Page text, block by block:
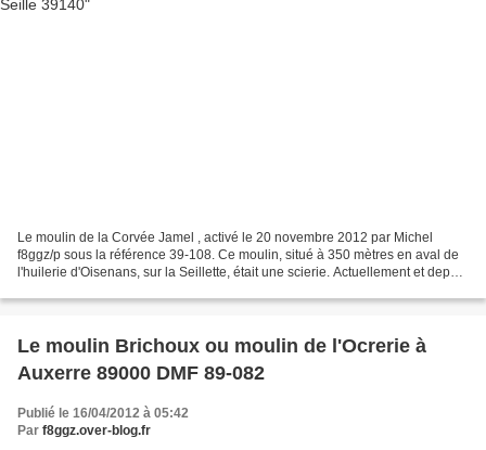
Le moulin de la Corvée Jamel , activé le 20 novembre 2012 par Michel
f8ggz/p sous la référence 39-108. Ce moulin, situé à 350 mètres en aval de
l'huilerie d'Oisenans, sur la Seillette, était une scierie. Actuellement et depuis
Le moulin Brichoux ou moulin de l'Ocrerie à
Auxerre 89000 DMF 89-082
Publié le 16/04/2012 à 05:42
Par f8ggz.over-blog.fr